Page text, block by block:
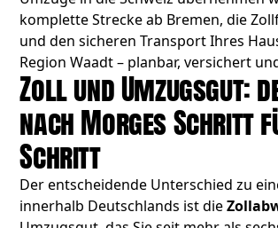
komplette Strecke ab Bremen, die
und den sicheren Transport Ihres
Region Waadt – planbar, versichert
Zoll und Umzugsgut:
nach Morges Schritt
Schritt
Der entscheidende Unterschied zu
innerhalb Deutschlands ist die